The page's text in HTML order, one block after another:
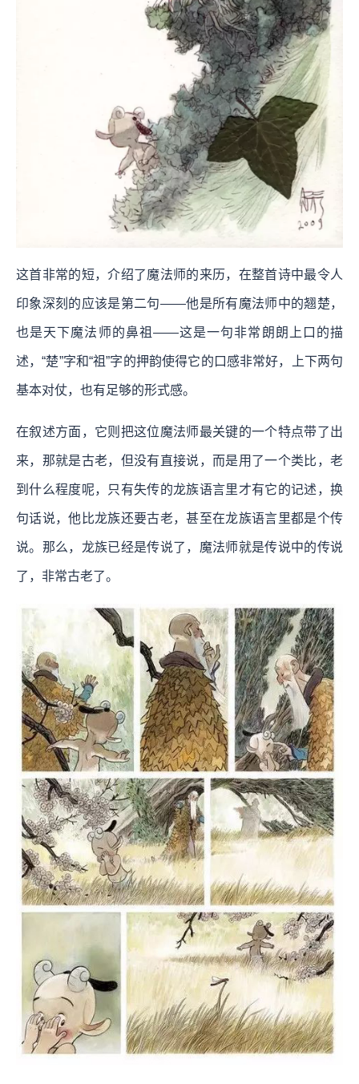
这首非常的短，介绍了魔法师的来历，在整首诗中最令人
印象深刻的应该是第二句——他是所有魔法师中的翘楚，
也是天下魔法师的鼻祖——这是一句非常朗朗上口的描
述，“楚”字和“祖”字的押韵使得它的口感非常好，上下两句
基本对仗，也有足够的形式感。
在叙述方面，它则把这位魔法师最关键的一个特点带了出
来，那就是古老，但没有直接说，而是用了一个类比，老
到什么程度呢，只有失传的龙族语言里才有它的记述，换
句话说，他比龙族还要古老，甚至在龙族语言里都是个传
说。那么，龙族已经是传说了，魔法师就是传说中的传说
了，非常古老了。